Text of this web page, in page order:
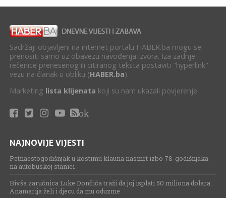
Sadržaji objavljeni na internet portalu HABER.ba mogu se
prenositi samo uz obavezu navođenja izvora. Iza zadnje
rečenice prenesenog ili citiranog teksta postaviti "hyperlink"
vezu na članak u obliku (HABER.ba).
Marketing lista klijenata koji su nam ukazali povjerenje.
ok
NAJNOVIJE VIJESTI
Petnaestogodišnjak u kostimu klauna nasmrt izbo 78-godišnjaka
na autobuskoj stanici
Bivša zaručnica Luke Dončića traži da joj isplati 50 miliona dolara:
Anamarija želi i djecu da mu oduzme